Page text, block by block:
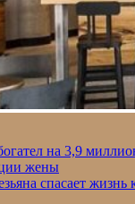
на 3,9
жены
спасает